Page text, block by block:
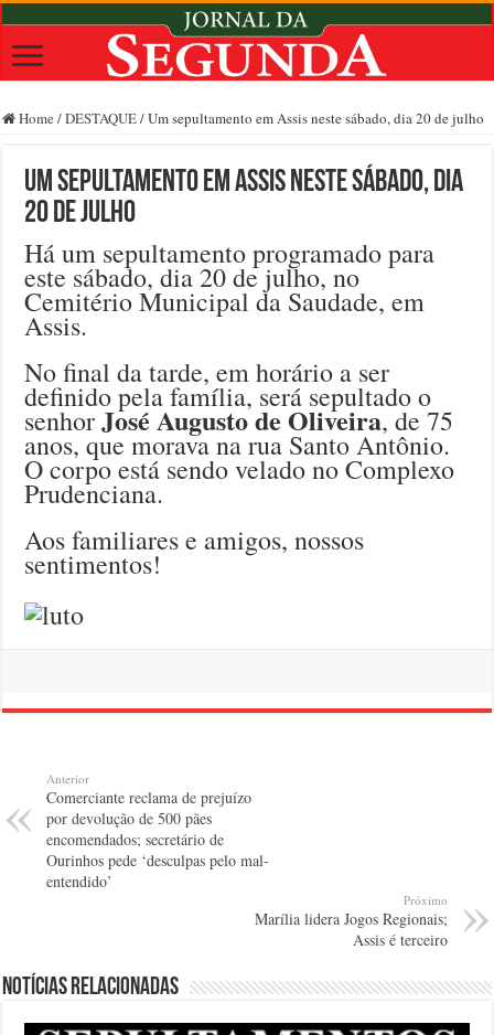
Home /DESTAQUE/Um sepultamento em Assis neste sábado, dia 20 de julho
Um sepultamento em Assis neste sábado, dia
20 de julho
Há um sepultamento programado para
este sábado, dia 20 de julho, no
Cemitério Municipal da Saudade, em
Assis.
No final da tarde, em horário a ser
definido pela família, será sepultado o
senhorJosé Augusto de Oliveira, de 75
anos, que morava na rua Santo Antônio.
O corpo está sendo velado no Complexo
Prudenciana.
Aos familiares e amigos, nossos
sentimentos!
Anterior
Comerciante reclama de prejuízo
por devolução de 500 pães
encomendados; secretário de
Ourinhos pede ‘desculpas pelo mal-
entendido’
Próximo
Marília lidera Jogos Regionais;
Assis é terceiro
Notícias relacionadas